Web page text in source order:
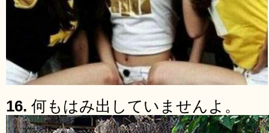
16. 何もはみ出していませんよ。